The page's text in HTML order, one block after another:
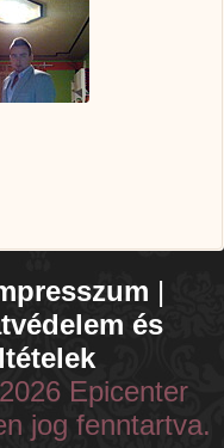
|
és
Epicenter
jog fenntartva.